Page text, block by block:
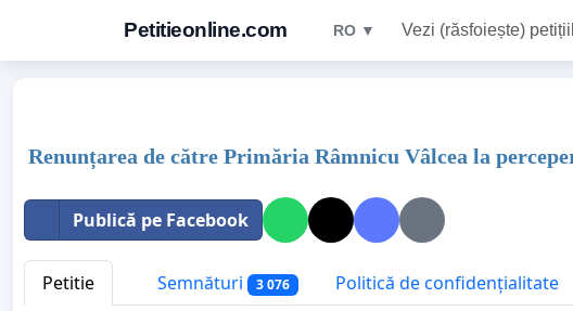
Petitieonline.com RO ▼ Vezi (răsfoiește)
Renunțarea de către Primăria Râmnicu Vâlcea la
Publică pe Facebook
Petitie Semnături 3 076 Politică de confidențialitate